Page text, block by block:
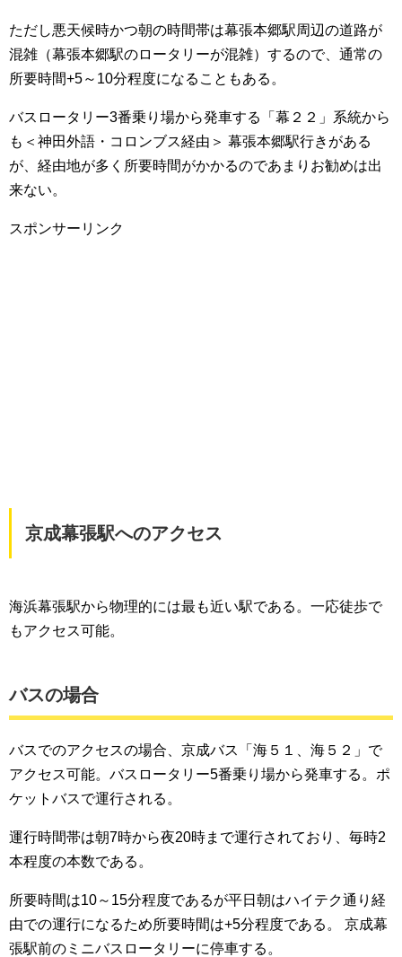
ただし悪天候時かつ朝の時間帯は幕張本郷駅周辺の道路が
混雑（幕張本郷駅のロータリーが混雑）するので、通常の
所要時間+5～10分程度になることもある。
バスロータリー3番乗り場から発車する「幕２２」系統から
も＜神田外語・コロンブス経由＞ 幕張本郷駅行きがある
が、経由地が多く所要時間がかかるのであまりお勧めは出
来ない。
スポンサーリンク
京成幕張駅へのアクセス
海浜幕張駅から物理的には最も近い駅である。一応徒歩で
もアクセス可能。
バスの場合
バスでのアクセスの場合、京成バス「海５１、海５２」で
アクセス可能。バスロータリー5番乗り場から発車する。ポ
ケットバスで運行される。
運行時間帯は朝7時から夜20時まで運行されており、毎時2
本程度の本数である。
所要時間は10～15分程度であるが平日朝はハイテク通り経
由での運行になるため所要時間は+5分程度である。 京成幕
張駅前のミニバスロータリーに停車する。